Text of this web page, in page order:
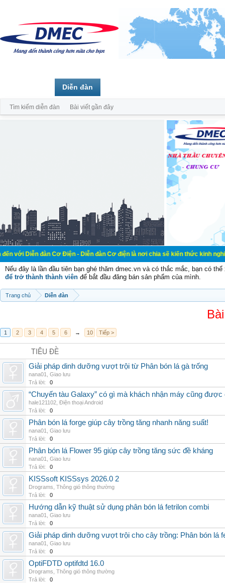
đàn Cơ Điện - Diễn đàn Cơ điện là nơi chia sẽ kiến thức kinh nghiệm
Nếu đây là lần đầu tiên bạn ghé thăm dmec.vn và có thắc mắc, bạn có
để trở thành thành viên để bắt đầu đăng bán sản phẩm của mình.
Trang chủ Diễn đàn
1 2 3 4 5 6 → 10 Tiếp >
TIÊU ĐỀ
Giải pháp dinh dưỡng vượt trội từ Phân bón lá gà trống
nana01
Giao lưu
Trả lời:
0
“Chuyến tàu Galaxy” có gì mà khách nhận máy cũng được
hale121102 Điện thoại Android
Trả lời:
0
Phân bón lá forge giúp cây trồng tăng nhanh năng suất!
nana01
Giao lưu
Trả lời:
0
Phân bón lá Flower 95 giúp cây trồng tăng sức đề kháng
nana01
Giao lưu
Trả lời:
0
KISSsoft KISSsys 2026.0 2
Drograms Thông gió thông thường
Trả lời:
0
Hướng dẫn kỹ thuật sử dụng phân bón lá fetrilon combi
nana01
Giao lưu
Trả lời:
0
Giải pháp dinh dưỡng vượt trội cho cây trồng: Phân bón lá
nana01
Giao lưu
Trả lời:
0
OptiFDTD optifdtd 16.0
Drograms Thông gió thông thường
Trả lời:
0
Diễn đàn
Tìm kiếm diễn đàn Bài viết gần đây